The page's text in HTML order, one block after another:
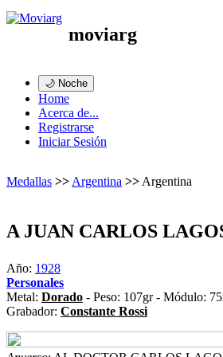
moviarg
🌙 Noche
Home
Acerca de...
Registrarse
Iniciar Sesión
Medallas >> Argentina >> Argentina
A JUAN CARLOS
Año: 1928
Personales
Metal: Dorado - Peso: 107gr - Módulo:
Grabador: Constante Rossi